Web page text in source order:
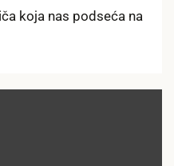
koja nas podseća na